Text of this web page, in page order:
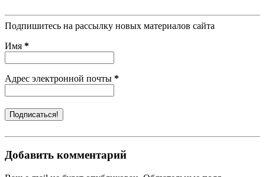
Подпишитесь на рассылку новых материалов сайта
Имя *
Адрес электронной почты *
Добавить комментарий